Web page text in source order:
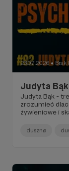
23.07.2026 ● Brak
Judyta
Judyta Bąk -
zrozumieć
żywieniowe i
dusznø